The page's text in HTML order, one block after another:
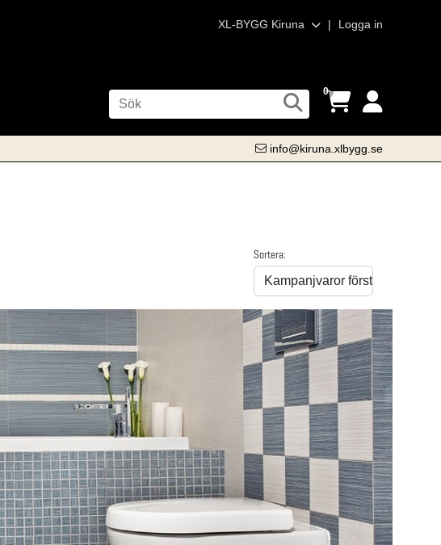
XL-BYGG Kiruna | Logga in
0
info@kiruna.xlbygg.se
Sortera: